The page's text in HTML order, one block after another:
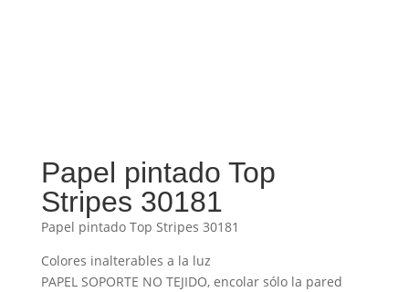
Papel pintado Top
Stripes 30181
Papel pintado Top Stripes 30181
Colores inalterables a la luz
PAPEL SOPORTE NO TEJIDO, encolar sólo la pared